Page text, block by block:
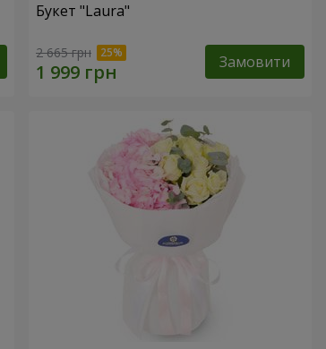
Букет "Laura"
2 665 грн Замовити